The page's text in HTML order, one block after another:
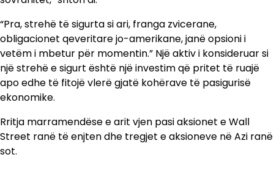
“Pra, strehë të sigurta si ari, franga zvicerane,
obligacionet qeveritare jo-amerikane, janë opsioni i
vetëm i mbetur për momentin.” Një aktiv i konsideruar si
një strehë e sigurt është një investim që pritet të ruajë
apo edhe të fitojë vlerë gjatë kohërave të pasigurisë
ekonomike.
Rritja marramendëse e arit vjen pasi aksionet e Wall
Street ranë të enjten dhe tregjet e aksioneve në Azi ranë
sot.